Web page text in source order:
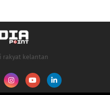
rakyat kelantan